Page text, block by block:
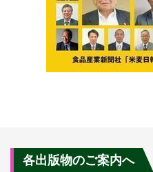
各出版物のご案内へ